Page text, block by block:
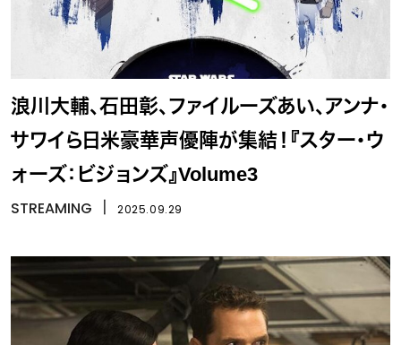
浪川大輔、石田彰、ファイルーズあい、アンナ・
サワイら日米豪華声優陣が集結！『スター・ウ
ォーズ：ビジョンズ』Volume3
STREAMING 2025.09.29